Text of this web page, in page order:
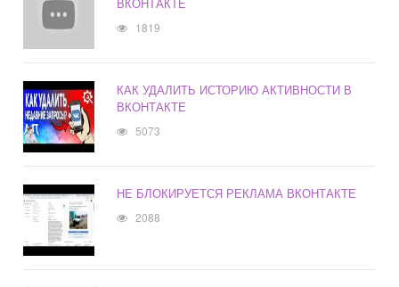
1819
КАК УДАЛИТЬ ИСТОРИЮ АКТИВНОСТИ В
ВКОНТАКТЕ
5073
НЕ БЛОКИРУЕТСЯ РЕКЛАМА ВКОНТАКТЕ
2088